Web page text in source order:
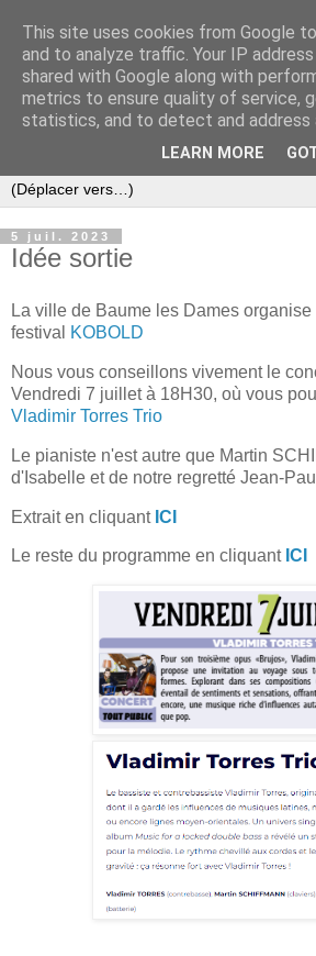
5 juil. 2023
Idée sortie
La ville de Baume les Dames
festival
KOBOLD
Nous vous conseillons vivement le
Vendredi 7 juillet à 18H30, où vous
Vladimir Torres Trio
Le pianiste n'est autre que Martin
d'Isabelle et de notre regretté Jean-
Extrait en cliquant ICI
Le reste du programme en cliquant ICI
This site uses cookies from Google
and to analyze traffic. Your IP
shared with Google along with
metrics to ensure quality of service,
statistics, and to detect and address
LEARN MORE